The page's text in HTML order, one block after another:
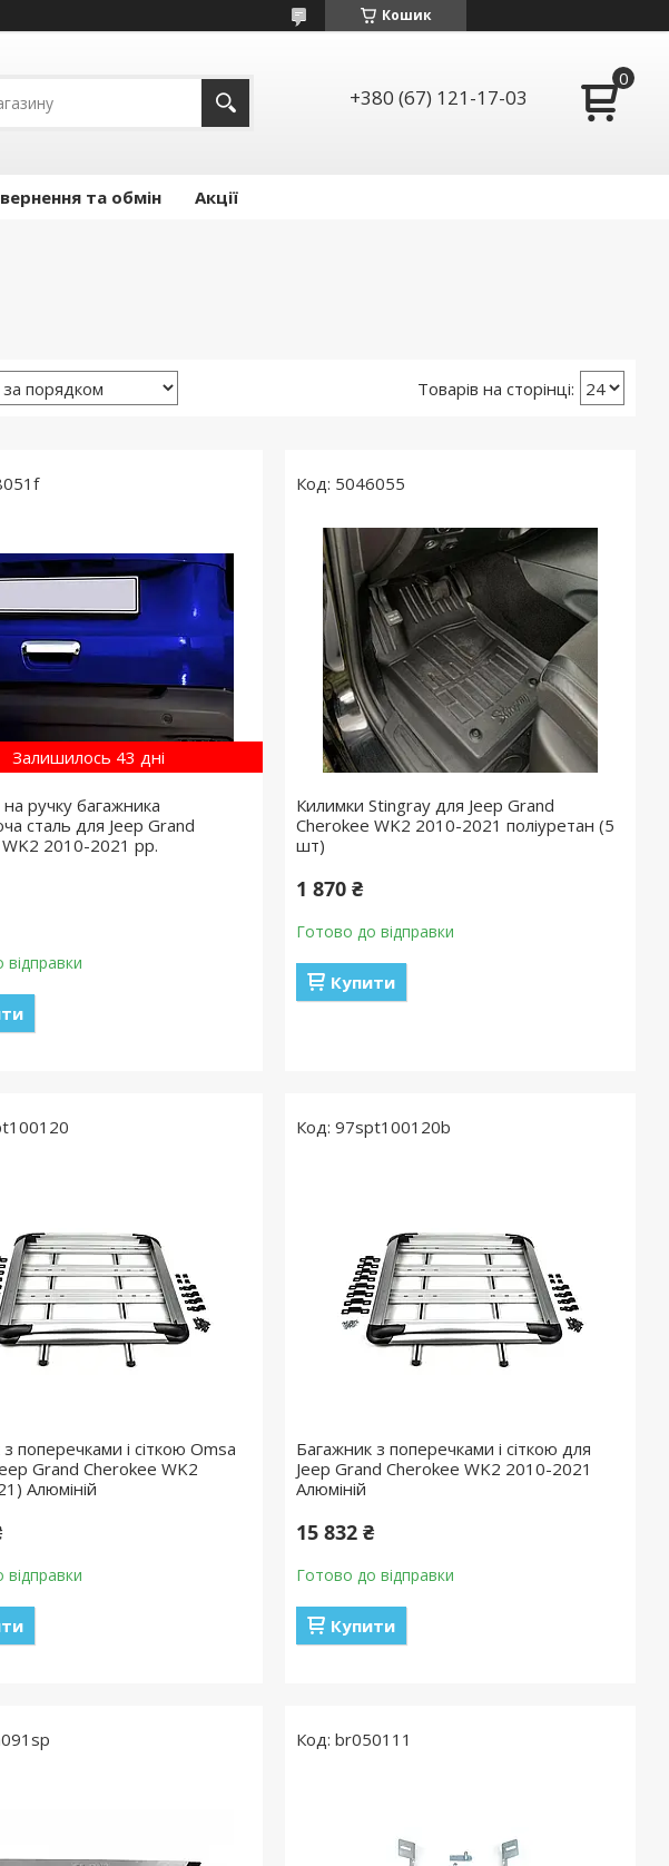
Кошик
+380 (67) 121-17-03
та обмін Акції
Залишилось 43 дні
ручку багажника
сталь для Jeep Grand
2010-2021 рр.
5046055
Килимки Stingray для Jeep Grand
Cherokee WK2 2010-2021 поліуретан (5
шт)
1 870 ₴
Готово до відправки
Купити
поперечками і сіткою Omsa
Grand Cherokee WK2
Алюміній
97spt100120b
Багажник з поперечками і сіткою для
Jeep Grand Cherokee WK2 2010-2021
Алюміній
15 832 ₴
Готово до відправки
Купити
br050111